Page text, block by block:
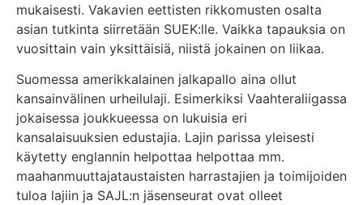
mukaisesti. Vakavien eettisten rikkomusten osalta
asian tutkinta siirretään SUEK:lle. Vaikka tapauksia on
vuosittain vain yksittäisiä, niistä jokainen on liikaa.
Suomessa amerikkalainen jalkapallo aina ollut
kansainvälinen urheilulaji. Esimerkiksi Vaahteraliigassa
jokaisessa joukkueessa on lukuisia eri
kansalaisuuksien edustajia. Lajin parissa yleisesti
käytetty englannin helpottaa helpottaa mm.
maahanmuuttajataustaisten harrastajien ja toimijoiden
tuloa lajiin ja SAJL:n jäsenseurat ovat olleet